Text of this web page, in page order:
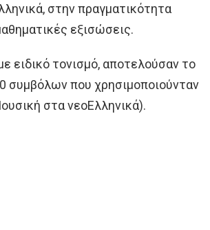
στην πραγματικότητα
εξισώσεις.
ειδικό τονισμό, αποτελούσαν το
συμβόλων που χρησιμοποιούνταν
στα νεοΕλληνικά).